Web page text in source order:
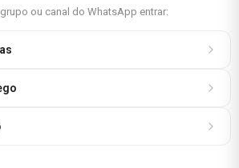
ou canal do WhatsApp entrar: